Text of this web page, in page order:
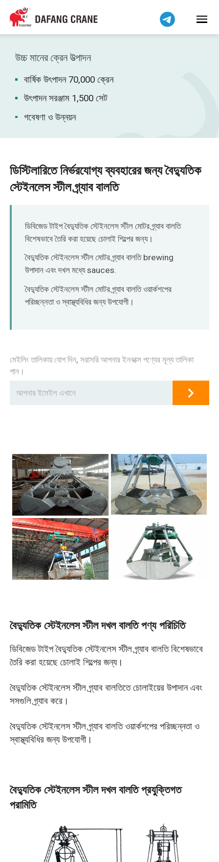
উচ্চ মানের ক্রেন উত্পাদন
বার্ষিক উৎপাদন 70,000 ক্রেন
উৎপাদন সরঞ্জাম 1,500 সেট
গবেষণা ও উন্নয়ন
ডিস্টিলারিতে নির্ভরযোগ্য ব্যবহারের জন্য বৈদ্যুতিক
স্টেইনলেস স্টীল গ্র্যাব বালতি
ডিবিজেড টাইপ বৈদ্যুতিক স্টেইনলেস স্টীল মোটর গ্র্যাব বালতি
বিশেষভাবে তৈরি করা হয়েছে চোলাই শিল্পের জন্য।
বৈদ্যুতিক স্টেইনলেস স্টীল মোটর গ্র্যাব বালতি brewing
উপাদান এবং দখল মধ্যে sauces.
বৈদ্যুতিক স্টেইনলেস স্টীল মোটর গ্র্যাব বালতি ওয়ার্কশপের
পরিচ্ছন্নতা ও স্বাস্থ্যবিধির জন্য উপযোগী।
মেইলিং তালিকায় যোগ দিন, সরাসরি আপনার ইনবক্সে পণ্যের মূল্য তালিকা
পান।
বৈদ্যুতিক স্টেইনলেস স্টীল দখল বালতি পণ্য পরিচিতি
ডিবিজেড টাইপ বৈদ্যুতিক স্টেইনলেস স্টীল গ্র্যাব বালতি বিশেষভাবে
তৈরি করা হয়েছে চোলাই শিল্পের জন্য।
বৈদ্যুতিক স্টেইনলেস স্টীল গ্র্যাব বালতিতে চোলাইয়ের উপাদান এবং
সসগুলি গ্র্যাব করে।
বৈদ্যুতিক স্টেইনলেস স্টীল গ্র্যাব বালতি ওয়ার্কশপের পরিচ্ছন্নতা ও
স্বাস্থ্যবিধির জন্য উপযোগী।
বৈদ্যুতিক স্টেইনলেস স্টীল দখল বালতি প্রযুক্তিগত
পরামিতি
हिन्दी
Bahasa Indonesia
Bahasa Melayu
Tiếng Việt
فارسی
Pilipino
اردو
Беларуская мова
Kiswahili
Dansk
Norsk
O‘zbekcha